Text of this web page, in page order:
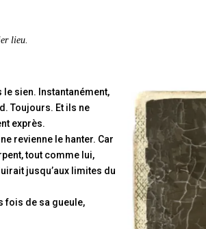
lieu.
sien. Instantanément,
Toujours. Et ils ne
exprès.
revienne le hanter. Car
tout comme lui,
jusqu’aux limites du
fois de sa gueule,